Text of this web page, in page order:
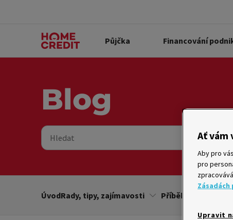
Půjčka Financování
Blog
Hledat
ÚvodRady, tipy, zajímavosti Příběhy
Ať vám
Aby pro
pro
Upravit